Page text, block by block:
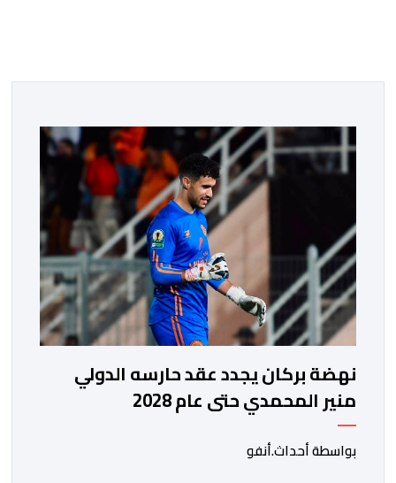
نهضة بركان يجدد عقد حارسه الدولي
منير المحمدي حتى عام 2028
بواسطة أحداث.أنفو